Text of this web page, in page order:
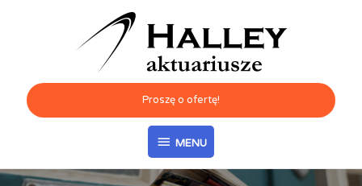
MENU
Proszę o ofertę!